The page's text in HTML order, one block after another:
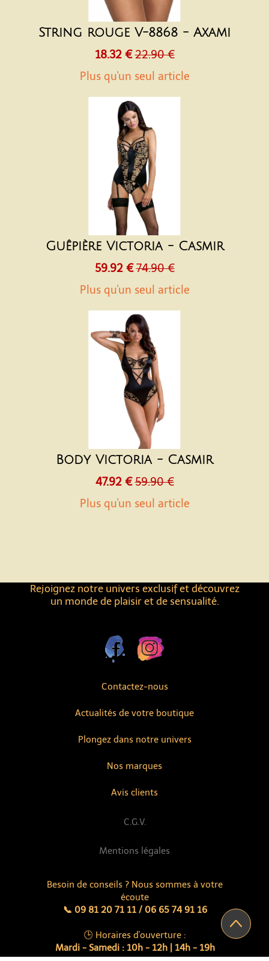
Contactez-nous
Actualités de votre boutique
Avis clients
Nos marques
Rejoignez notre univers exclusif et découvrez
un monde de plaisir et de sensualité.
Besoin de conseils ? Nous sommes à votre
écoute
📞 09 81 20 71 11 / 06 65 74 91 16
🕒 Horaires d'ouverture :
Mardi - Samedi : 10h - 12h | 14h - 19h
Plongez dans notre univers
Mentions légales
C.G.V.
String rouge V-8868 - Axami
18.32 € 22.90 €
Plus qu'un seul article
Guêpière Victoria - Casmir
59.92 € 74.90 €
Plus qu'un seul article
Body Victoria - Casmir
47.92 € 59.90 €
Plus qu'un seul article